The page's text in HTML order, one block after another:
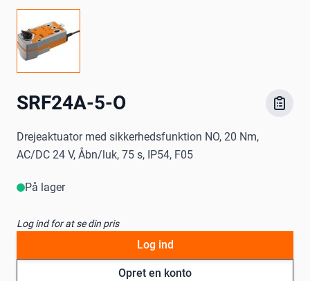
SRF24A-5-O
Drejeaktuator med sikkerhedsfunktion NO, 20 Nm,
AC/DC 24 V, Åbn/luk, 75 s, IP54, F05
På lager
Log ind for at se din pris
Opret en konto
Log ind